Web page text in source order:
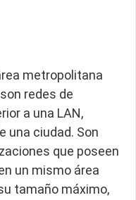
metropolitana
redes de
a una LAN,
una ciudad. Son
que poseen
un mismo área
tamaño máximo,